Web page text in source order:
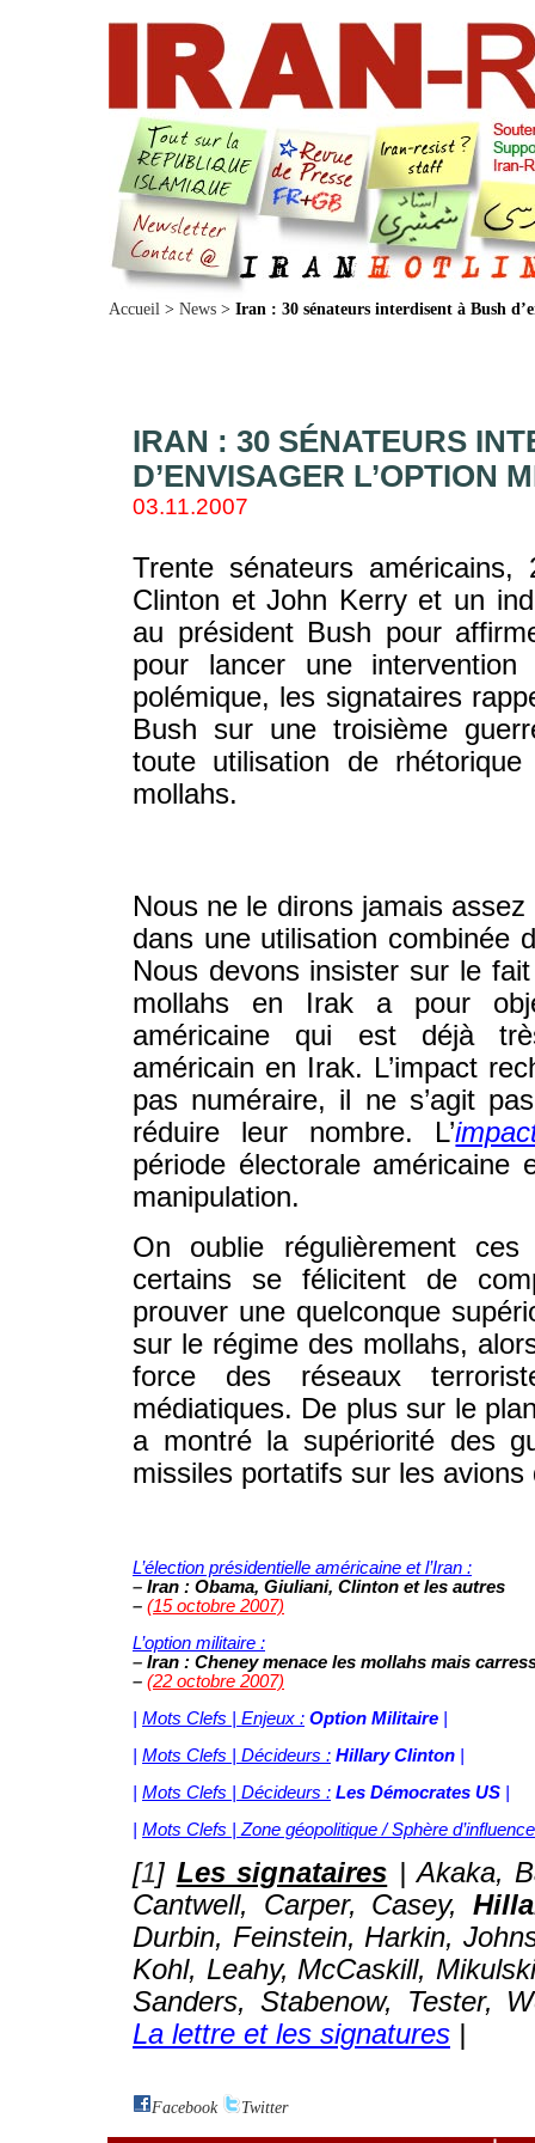
Accueil > News > Iran : 30 sénateurs interdisent à Bush
IRAN : 30 SÉNATEURS
D’ENVISAGER L’OPTION
03.11.2007
Trente sénateurs
Clinton et John Kerry et un
au président Bush pour
pour lancer une
polémique, les signataires
Bush sur une troisième
toute utilisation de
mollahs.
Nous ne le dirons jamais
dans une utilisation combinée
Nous devons insister sur le
mollahs en Irak a pour
américaine qui est déjà
américain en Irak. L’impact
pas numéraire, il ne s’agit
réduire leur nombre. L’
période électorale
manipulation.
On oublie régulièrement
certains se félicitent de
prouver une quelconque
sur le régime des mollahs,
force des réseaux
médiatiques. De plus sur le
a montré la supériorité des
missiles portatifs sur les
L’élection présidentielle américaine et l’Iran :
– Iran : Obama, Giuliani, Clinton et les autres
– (15 octobre 2007)
L’option militaire :
– Iran : Cheney menace les mollahs mais
– (22 octobre 2007)
Mots Clefs | Enjeux : Option Militaire
Mots Clefs | Décideurs : Hillary Clinton
Mots Clefs | Décideurs : Les Démocrates US
Mots Clefs | Zone géopolitique / Sphère
[1] Les signataires | Akaka,
Cantwell, Carper, Casey,
Durbin, Feinstein, Harkin,
Kohl, Leahy, McCaskill,
Sanders, Stabenow, Tester,
La lettre et les signatures |
Facebook Twitter